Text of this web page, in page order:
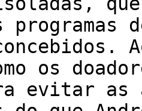
os
evitar as